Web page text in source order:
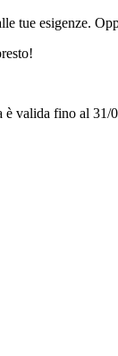
tue esigenze.
è valida fino al 31/